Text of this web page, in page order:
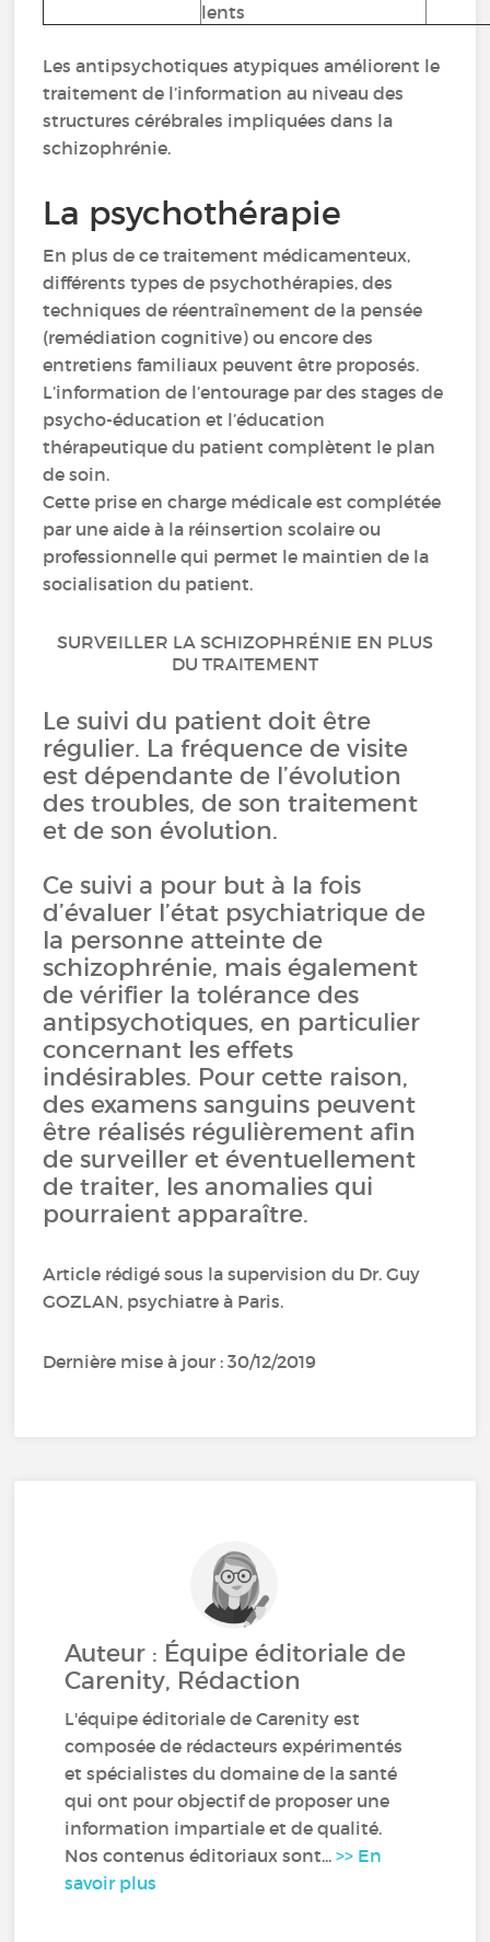
lents
Les antipsychotiques atypiques améliorent le
traitement de l’information au niveau des
structures cérébrales impliquées dans la
schizophrénie.
La psychothérapie
En plus de ce traitement médicamenteux,
différents types de psychothérapies, des
techniques de réentraînement de la pensée
(remédiation cognitive) ou encore des
entretiens familiaux peuvent être proposés.
L’information de l’entourage par des stages de
psycho-éducation et l’éducation
thérapeutique du patient complètent le plan
de soin.
Cette prise en charge médicale est complétée
par une aide à la réinsertion scolaire ou
professionnelle qui permet le maintien de la
socialisation du patient.
SURVEILLER LA SCHIZOPHRÉNIE EN PLUS
DU TRAITEMENT
Le suivi du patient doit être
régulier. La fréquence de visite
est dépendante de l’évolution
des troubles, de son traitement
et de son évolution.
Ce suivi a pour but à la fois
d’évaluer l’état psychiatrique de
la personne atteinte de
schizophrénie, mais également
de vérifier la tolérance des
antipsychotiques, en particulier
concernant les effets
indésirables. Pour cette raison,
des examens sanguins peuvent
être réalisés régulièrement afin
de surveiller et éventuellement
de traiter, les anomalies qui
pourraient apparaître.
Article rédigé sous la supervision du Dr. Guy
GOZLAN, psychiatre à Paris.
Dernière mise à jour : 30/12/2019
Auteur : Équipe éditoriale de
Carenity, Rédaction
L'équipe éditoriale de Carenity est
composée de rédacteurs expérimentés
et spécialistes du domaine de la santé
qui ont pour objectif de proposer une
information impartiale et de qualité.
Nos contenus éditoriaux sont...>> En
savoir plus